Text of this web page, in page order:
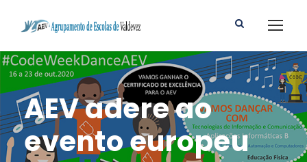
AEV adere ao
evento europeu